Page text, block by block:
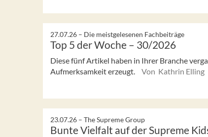
27.07.26 – Die meistgelesenen Fachbeiträge
Top 5 der Woche – 30/2026
Diese fünf Artikel haben in Ihrer Branche
Aufmerksamkeit erzeugt.
Von Kathrin Elling
23.07.26 – The Supreme Group
Bunte Vielfalt auf der Supreme